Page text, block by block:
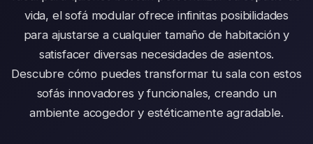
vida, el sofá modular ofrece infinitas posibilidades
para ajustarse a cualquier tamaño de habitación y
satisfacer diversas necesidades de asientos.
Descubre cómo puedes transformar tu sala con estos
sofás innovadores y funcionales, creando un
ambiente acogedor y estéticamente agradable.